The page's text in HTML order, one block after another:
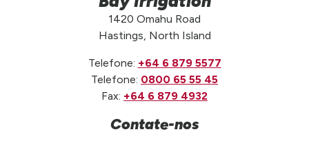
1420 Omahu Road
Hastings, North Island
Telefone: +64 6 879 5577
Telefone: 0800 65 55 45
Fax: +64 6 879 4932
Contate-nos